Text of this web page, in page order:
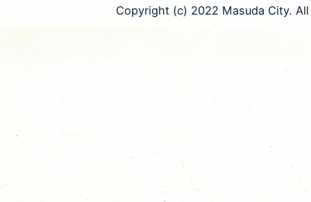
Copyright (c) 2022 Masuda City.